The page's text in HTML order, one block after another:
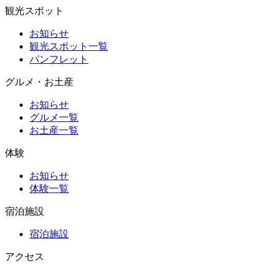
観光スポット
お知らせ
観光スポット一覧
パンフレット
グルメ・お土産
お知らせ
グルメ一覧
お土産一覧
体験
お知らせ
体験一覧
宿泊施設
宿泊施設
アクセス